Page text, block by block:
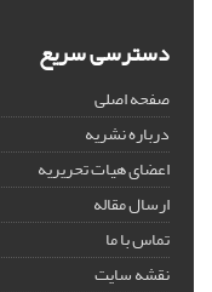
دسترسی سریع
صفحه اصلی
درباره نشریه
اعضای هیات تحریریه
ارسال مقاله
تماس با ما
نقشه سایت